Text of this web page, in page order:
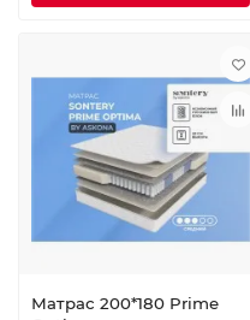
Матрас 200*180 Prime